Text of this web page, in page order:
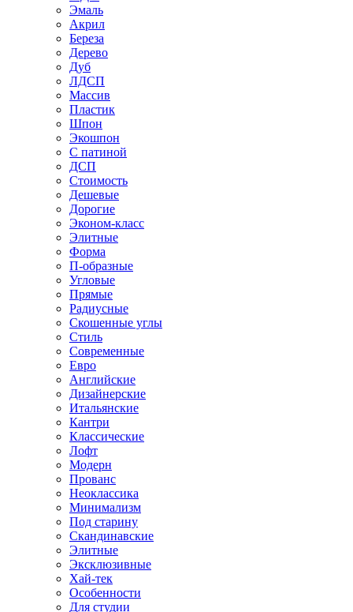
Эмаль
Акрил
Береза
Дерево
Дуб
ЛДСП
Массив
Пластик
Шпон
Экошпон
С патиной
ДСП
Стоимость
Дешевые
Дорогие
Эконом-класс
Элитные
Форма
П-образные
Угловые
Прямые
Радиусные
Скошенные углы
Стиль
Современные
Евро
Английские
Дизайнерские
Итальянские
Кантри
Классические
Лофт
Модерн
Прованс
Неоклассика
Минимализм
Под старину
Скандинавские
Элитные
Эксклюзивные
Хай-тек
Особенности
Для студии